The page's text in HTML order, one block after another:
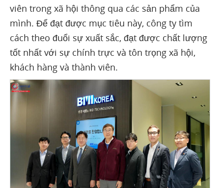
viên trong xã hội thông qua các sản phẩm của
mình. Để đạt được mục tiêu này, công ty tìm
cách theo đuổi sự xuất sắc, đạt được chất lượng
tốt nhất với sự chính trực và tôn trọng xã hội,
khách hàng và thành viên.